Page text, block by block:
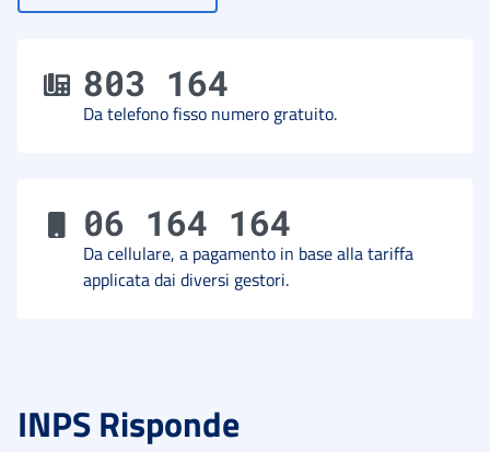
803 164
Da telefono fisso numero gratuito.
06 164 164
Da cellulare, a pagamento in base alla tariffa
applicata dai diversi gestori.
INPS Risponde